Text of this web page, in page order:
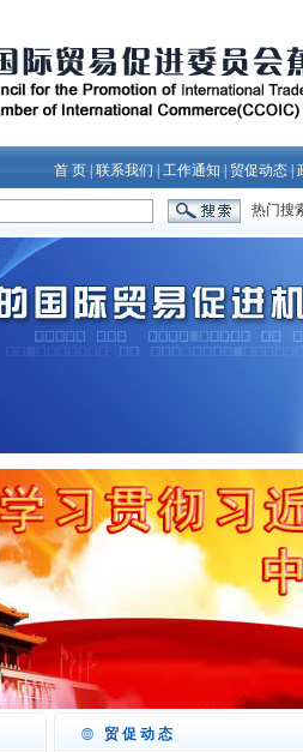
首 页 联系我们 工作通知 贸促动态
热门搜
贸促动态